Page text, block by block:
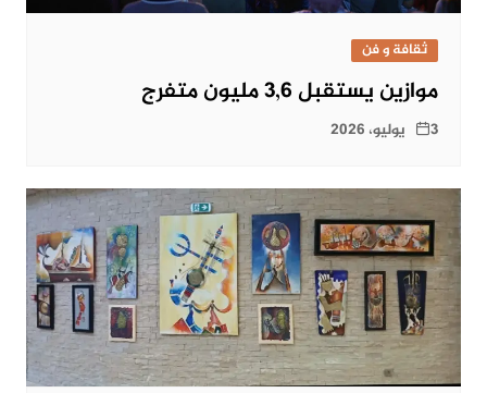
ثقافة و فن
موازين يستقبل 3,6 مليون متفرج
3 يوليو، 2026